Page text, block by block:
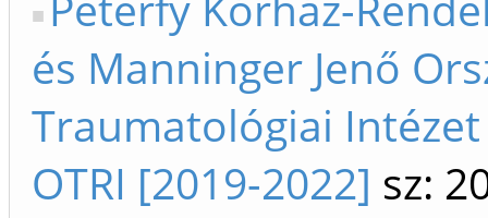
és Manninger Jenő
Traumatológiai Intézet
OTRI [2019-2022] sz: